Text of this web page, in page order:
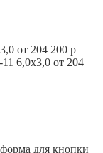
6,0х3,0 от 204
для кнопки